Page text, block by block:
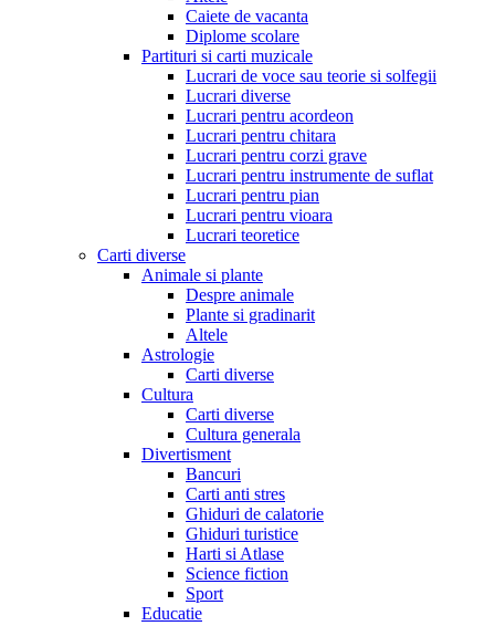
Caiete de vacanta
Diplome scolare
Partituri si carti muzicale
Lucrari de voce sau teorie si solfegii
Lucrari diverse
Lucrari pentru acordeon
Lucrari pentru chitara
Lucrari pentru corzi grave
Lucrari pentru instrumente de suflat
Lucrari pentru pian
Lucrari pentru vioara
Lucrari teoretice
Carti diverse
Animale si plante
Despre animale
Plante si gradinarit
Altele
Astrologie
Carti diverse
Cultura
Carti diverse
Cultura generala
Divertisment
Bancuri
Carti anti stres
Ghiduri de calatorie
Ghiduri turistice
Harti si Atlase
Science fiction
Sport
Educatie